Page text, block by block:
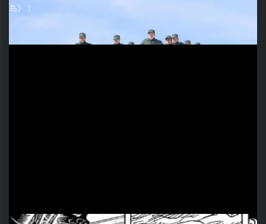
岛》！